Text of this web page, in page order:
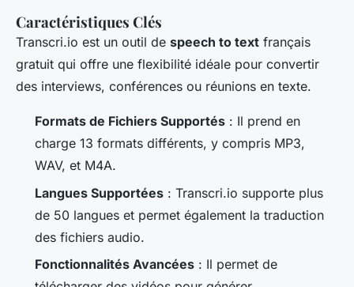
Caractéristiques Clés
Transcri.io est un outil de speech to text français
gratuit qui offre une flexibilité idéale pour convertir
des interviews, conférences ou réunions en texte.
Formats de Fichiers Supportés : Il prend en
charge 13 formats différents, y compris MP3,
WAV, et M4A.
Langues Supportées : Transcri.io supporte plus
de 50 langues et permet également la traduction
des fichiers audio.
Fonctionnalités Avancées : Il permet de